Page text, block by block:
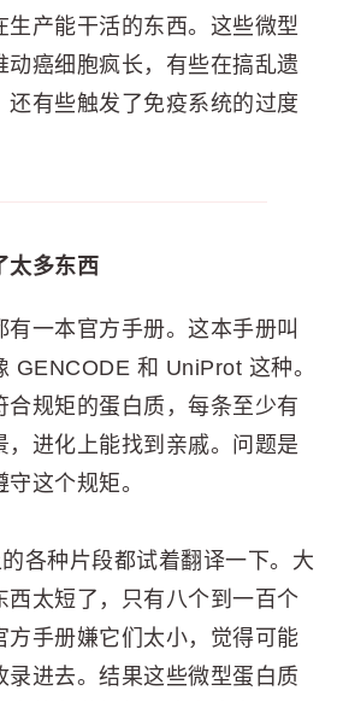
生产能干活的东西。这些微型
动癌细胞疯长，有些在搞乱遗
还有些触发了免疫系统的过度
太多东西
有一本官方手册。这本手册叫
GENCODE 和 UniProt 这种。
合规矩的蛋白质，每条至少有
，进化上能找到亲戚。问题是
这个规矩。
各种片段都试着翻译一下。大
西太短了，只有八个到一百个
方手册嫌它们太小，觉得可能
录进去。结果这些微型蛋白质